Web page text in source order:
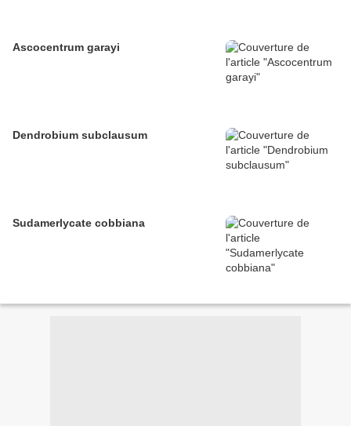
Ascocentrum garayi
Dendrobium subclausum
Sudamerlycate cobbiana